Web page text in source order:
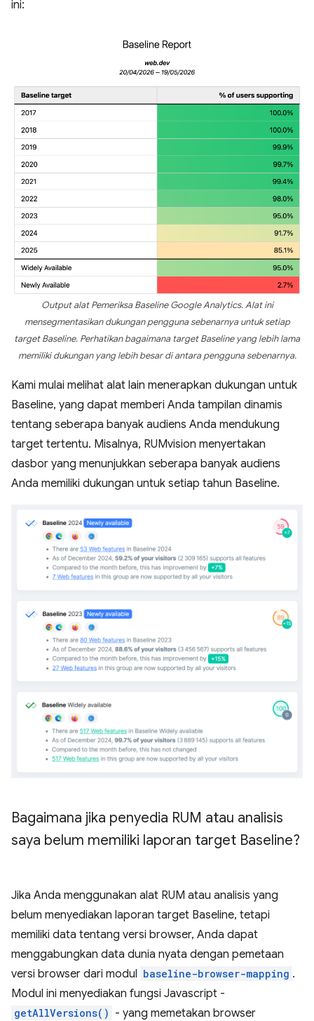
ini:
Output alat Pemeriksa Baseline Google Analytics. Alat ini
mensegmentasikan dukungan pengguna sebenarnya untuk setiap
target Baseline. Perhatikan bagaimana target Baseline yang lebih lama
memiliki dukungan yang lebih besar di antara pengguna sebenarnya.
Kami mulai melihat alat lain menerapkan dukungan untuk
Baseline, yang dapat memberi Anda tampilan dinamis
tentang seberapa banyak audiens Anda mendukung
target tertentu. Misalnya, RUMvision menyertakan
dasbor yang menunjukkan seberapa banyak audiens
Anda memiliki dukungan untuk setiap tahun Baseline.
Bagaimana jika penyedia RUM atau analisis
saya belum memiliki laporan target Baseline?
Jika Anda menggunakan alat RUM atau analisis yang
belum menyediakan laporan target Baseline, tetapi
memiliki data tentang versi browser, Anda dapat
menggabungkan data dunia nyata dengan pemetaan
versi browser dari modul baseline-browser-mapping .
Modul ini menyediakan fungsi Javascript -
getAllVersions() - yang memetakan browser